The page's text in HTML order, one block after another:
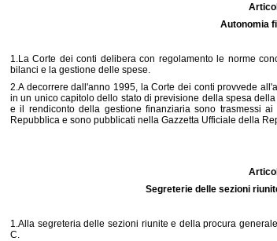
Autonomia
1.La Corte dei conti delibera con regolamento le norme
bilanci e la gestione delle spese.
2.A decorrere dall'anno 1995, la Corte dei conti provvede
in un unico capitolo dello stato di previsione della spesa
e il rendiconto della gestione finanziaria sono trasmessi
Repubblica e sono pubblicati nella Gazzetta Ufficiale della
Segreterie delle sezioni
1.Alla segreteria delle sezioni riunite e della procura
C.